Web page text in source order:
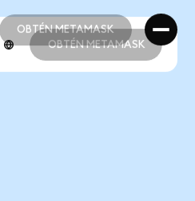
OBTÉN METAMASK
OBTÉN METAMASK
OBTÉN METAMASK